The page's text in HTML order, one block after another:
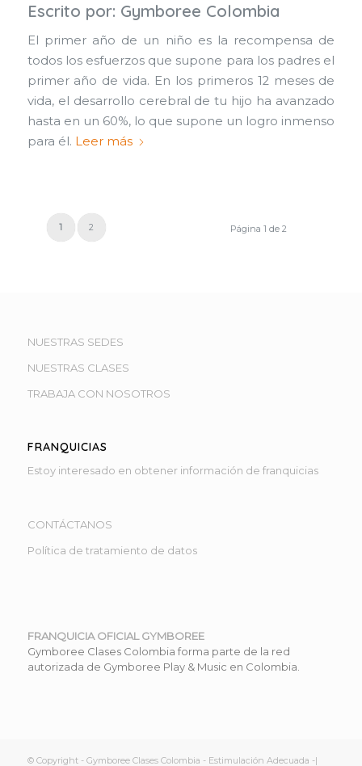
Escrito por: Gymboree Colombia
El primer año de un niño es la recompensa de
todos los esfuerzos que supone para los padres el
primer año de vida. En los primeros 12 meses de
vida, el desarrollo cerebral de tu hijo ha avanzado
hasta en un 60%, lo que supone un logro inmenso
para él. Leer más
Página 1 de 2
1 2
NUESTRAS SEDES
NUESTRAS CLASES
TRABAJA CON NOSOTROS
FRANQUICIAS
Estoy interesado en obtener información de franquicias
CONTÁCTANOS
Política de tratamiento de datos
FRANQUICIA OFICIAL GYMBOREE
Gymboree Clases Colombia forma parte de la red
autorizada de Gymboree Play & Music en Colombia.
© Copyright - Gymboree Clases Colombia - Estimulación Adecuada -|